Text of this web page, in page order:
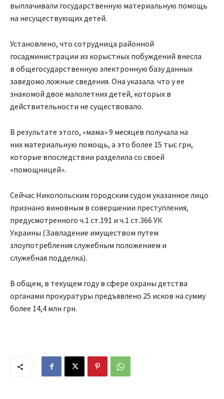
выплачивали государственную материальную помощь
на несуществующих детей.
Установлено, что сотрудница районной
госадминистрации из корыстных побуждений внесла
в общегосударственную электронную базу данных
заведомо ложные сведения. Она указала. что у ее
знакомой двое малолетнихдетей, которых в
действительности не существовало.
В результате этого, «мама» 9 месяцев получала на
них материальную помощь, а это более 15 тыс грн,
которые впоследствии разделила со своей
«помощницей».
Сейчас Никопольским городским судом указанное лицо
признано виновным в совершении преступления,
предусмотренного ч.1 ст.191 и ч.1 ст.366 УК
Украины (Завладение имуществом путем
злоупотребления служебным положением и
служебная подделка).
В общем, в текущем году в сфере охраны детства
органами прокуратуры предъявлено 25 исков на сумму
более 14,4 млн грн.